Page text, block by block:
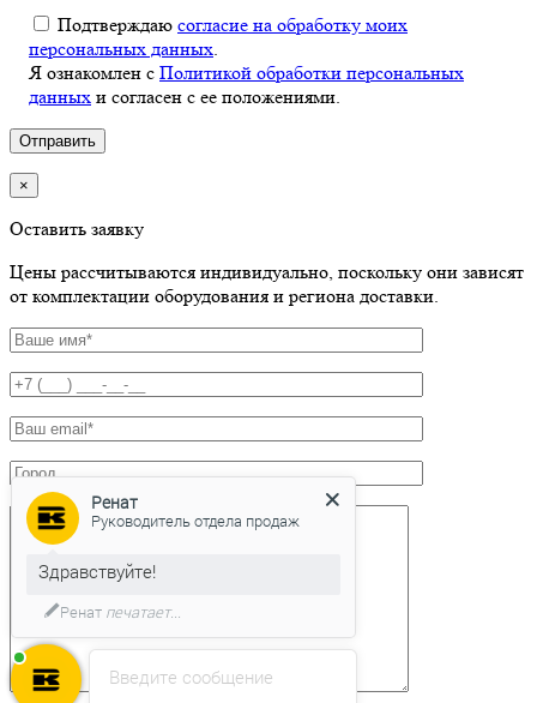
Подтверждаю согласие на обработку моих
персональных данных
Я ознакомлен с Политикой обработки персональных
данных и согласен с ее положениями.
×
Оставить заявку
Цены рассчитываются индивидуально, поскольку они зависят
от комплектации оборудования и региона доставки.
Введите сообщение
Ренат
Руководитель отдела продаж
Здравствуйте!
Ренатпечатает...